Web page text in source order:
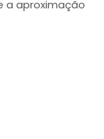
a aproximação